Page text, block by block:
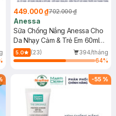
449.000 ₫702.000 ₫
Anessa
Sữa Chống Nắng Anessa Cho
Da Nhạy Cảm & Trẻ Em 60ml
(Mới)
5.0 (23)
394/tháng
64%
-55 %